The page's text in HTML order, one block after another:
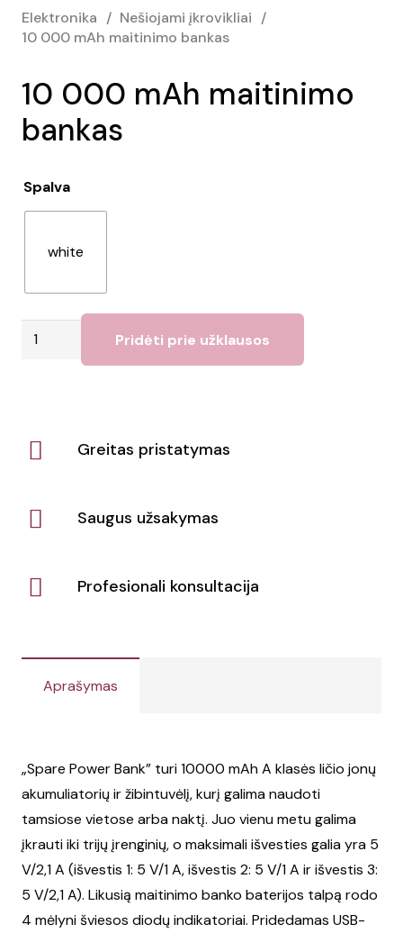
Elektronika / Nešiojami įkrovikliai /
10 000 mAh maitinimo bankas
10 000 mAh maitinimo
bankas
Spalva
white
produkto
maitinimo
Pridėti prie užklausos
Greitas pristatymas
Saugus užsakymas
Profesionali konsultacija
Aprašymas
„Spare Power Bank” turi 10000 mAh A klasės ličio jonų
akumuliatorių ir žibintuvėlį, kurį galima naudoti
tamsiose vietose arba naktį. Juo vienu metu galima
įkrauti iki trijų įrenginių, o maksimali išvesties galia yra 5
V/2,1 A (išvestis 1: 5 V/1 A, išvestis 2: 5 V/1 A ir išvestis 3:
5 V/2,1 A). Likusią maitinimo banko baterijos talpą rodo
4 mėlyni šviesos diodų indikatoriai. Pridedamas USB-